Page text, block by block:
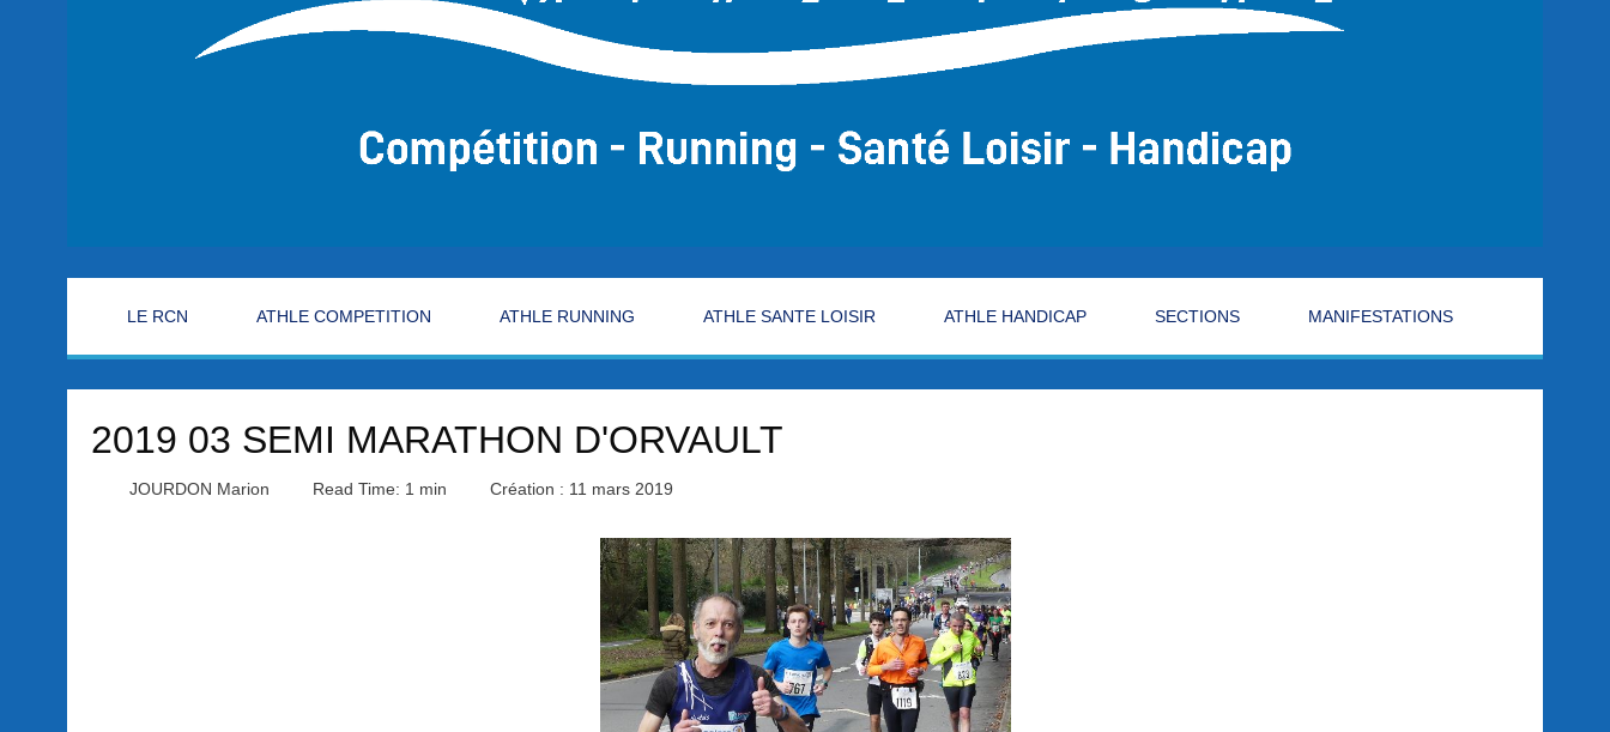
LE RCN ATHLE COMPETITION ATHLE RUNNING ATHLE SANTE LOISIR ATHLE HANDICAP SECTIONS MANIFESTATIONS
2019 03 SEMI MARATHON D'ORVAULT
JOURDON Marion Read Time: 1 min Création : 11 mars 2019